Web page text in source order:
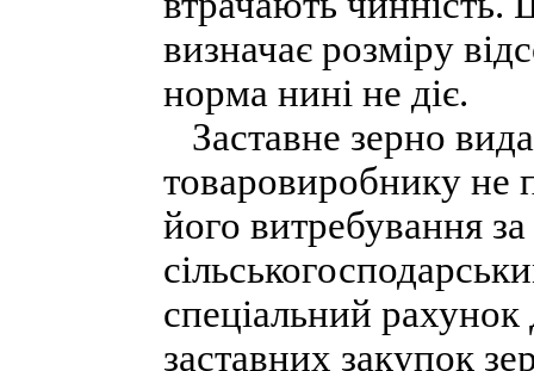
визначає розміру
норма нині не діє.
Заставне зерно
товаровиробнику не
його витребування
спеціальний рахунок
заставних закупок